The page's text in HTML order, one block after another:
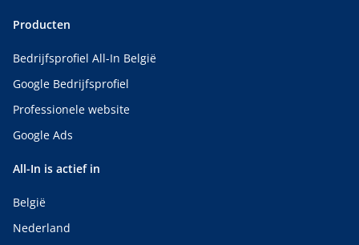
Producten
Bedrijfsprofiel All-In België
Google Bedrijfsprofiel
Professionele website
Google Ads
All-In is actief in
België
Nederland